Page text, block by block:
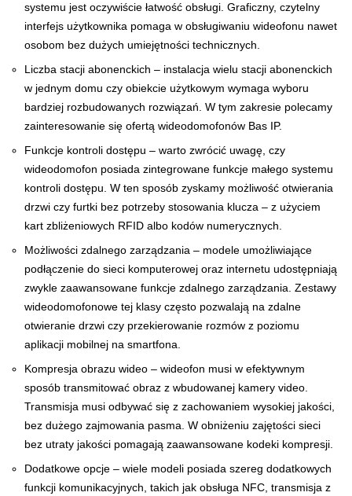
systemu jest oczywiście łatwość obsługi. Graficzny, czytelny
interfejs użytkownika pomaga w obsługiwaniu wideofonu nawet
osobom bez dużych umiejętności technicznych.
Liczba stacji abonenckich – instalacja wielu stacji abonenckich
w jednym domu czy obiekcie użytkowym wymaga wyboru
bardziej rozbudowanych rozwiązań. W tym zakresie polecamy
zainteresowanie się ofertą wideodomofonów Bas IP.
Funkcje kontroli dostępu – warto zwrócić uwagę, czy
wideodomofon posiada zintegrowane funkcje małego systemu
kontroli dostępu. W ten sposób zyskamy możliwość otwierania
drzwi czy furtki bez potrzeby stosowania klucza – z użyciem
kart zbliżeniowych RFID albo kodów numerycznych.
Możliwości zdalnego zarządzania – modele umożliwiające
podłączenie do sieci komputerowej oraz internetu udostępniają
zwykle zaawansowane funkcje zdalnego zarządzania. Zestawy
wideodomofonowe tej klasy często pozwalają na zdalne
otwieranie drzwi czy przekierowanie rozmów z poziomu
aplikacji mobilnej na smartfona.
Kompresja obrazu wideo – wideofon musi w efektywnym
sposób transmitować obraz z wbudowanej kamery video.
Transmisja musi odbywać się z zachowaniem wysokiej jakości,
bez dużego zajmowania pasma. W obniżeniu zajętości sieci
bez utraty jakości pomagają zaawansowane kodeki kompresji.
Dodatkowe opcje – wiele modeli posiada szereg dodatkowych
funkcji komunikacyjnych, takich jak obsługa NFC, transmisja z